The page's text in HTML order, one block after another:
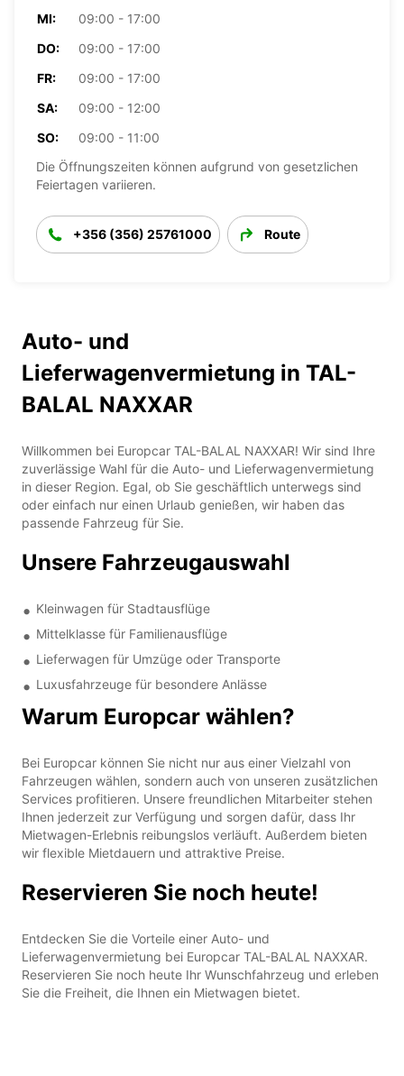
MI:
09:00 - 17:00
DO:
09:00 - 17:00
FR:
09:00 - 17:00
SA:
09:00 - 12:00
SO:
09:00 - 11:00
Die Öffnungszeiten können aufgrund von gesetzlichen
Feiertagen variieren.
+356 (356) 25761000 Route
Auto- und
Lieferwagenvermietung in TAL-
BALAL NAXXAR
Willkommen bei Europcar TAL-BALAL NAXXAR! Wir sind Ihre
zuverlässige Wahl für die Auto- und Lieferwagenvermietung
in dieser Region. Egal, ob Sie geschäftlich unterwegs sind
oder einfach nur einen Urlaub genießen, wir haben das
passende Fahrzeug für Sie.
Unsere Fahrzeugauswahl
Kleinwagen für Stadtausflüge
Mittelklasse für Familienausflüge
Lieferwagen für Umzüge oder Transporte
Luxusfahrzeuge für besondere Anlässe
Warum Europcar wählen?
Bei Europcar können Sie nicht nur aus einer Vielzahl von
Fahrzeugen wählen, sondern auch von unseren zusätzlichen
Services profitieren. Unsere freundlichen Mitarbeiter stehen
Ihnen jederzeit zur Verfügung und sorgen dafür, dass Ihr
Mietwagen-Erlebnis reibungslos verläuft. Außerdem bieten
wir flexible Mietdauern und attraktive Preise.
Reservieren Sie noch heute!
Entdecken Sie die Vorteile einer Auto- und
Lieferwagenvermietung bei Europcar TAL-BALAL NAXXAR.
Reservieren Sie noch heute Ihr Wunschfahrzeug und erleben
Sie die Freiheit, die Ihnen ein Mietwagen bietet.